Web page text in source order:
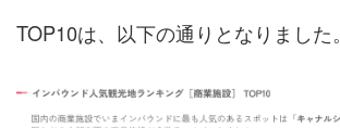
TOP10は、以下の通りとなりました。